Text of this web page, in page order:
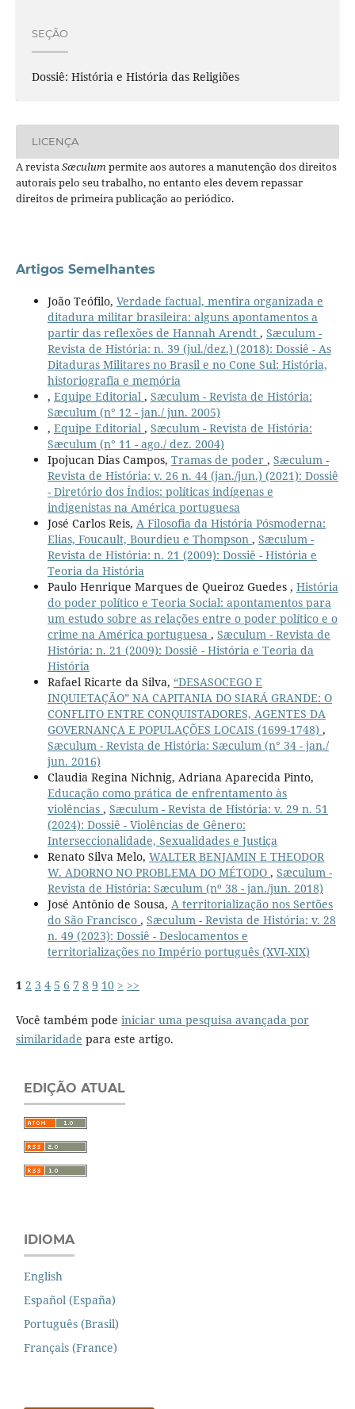
SEÇÃO
Dossiê: História e História das Religiões
LICENÇA
A revistaSæculumpermite aos autores a manutenção dos direitos
autorais pelo seu trabalho, no entanto eles devem repassar
direitos de primeira publicação ao periódico.
Artigos Semelhantes
João Teófilo, Verdade factual, mentira organizada e
ditadura militar brasileira: alguns apontamentos a
partir das reflexões de Hannah Arendt , Sæculum -
Revista de História: n. 39 (jul./dez.) (2018): Dossiê - As
Ditaduras Militares no Brasil e no Cone Sul: História,
historiografia e memória
, Equipe Editorial , Sæculum - Revista de História:
Sæculum (n° 12 - jan./ jun. 2005)
, Equipe Editorial , Sæculum - Revista de História:
Sæculum (n° 11 - ago./ dez. 2004)
Ipojucan Dias Campos, Tramas de poder , Sæculum -
Revista de História: v. 26 n. 44 (jan./jun.) (2021): Dossiê
- Diretório dos Índios: políticas indígenas e
indigenistas na América portuguesa
José Carlos Reis, A Filosofia da História Pósmoderna:
Elias, Foucault, Bourdieu e Thompson , Sæculum -
Revista de História: n. 21 (2009): Dossiê - História e
Teoria da História
Paulo Henrique Marques de Queiroz Guedes , História
do poder político e Teoria Social: apontamentos para
um estudo sobre as relações entre o poder político e o
crime na América portuguesa , Sæculum - Revista de
História: n. 21 (2009): Dossiê - História e Teoria da
História
Rafael Ricarte da Silva, “DESASOCEGO E
INQUIETAÇÃO” NA CAPITANIA DO SIARÁ GRANDE: O
CONFLITO ENTRE CONQUISTADORES, AGENTES DA
GOVERNANÇA E POPULAÇÕES LOCAIS (1699-1748) ,
Sæculum - Revista de História: Sæculum (n° 34 - jan./
jun. 2016)
Claudia Regina Nichnig, Adriana Aparecida Pinto,
Educação como prática de enfrentamento às
violências , Sæculum - Revista de História: v. 29 n. 51
(2024): Dossiê - Violências de Gênero:
Interseccionalidade, Sexualidades e Justiça
Renato Silva Melo, WALTER BENJAMIN E THEODOR
W. ADORNO NO PROBLEMA DO MÉTODO , Sæculum -
Revista de História: Sæculum (nº 38 - jan./jun. 2018)
José Antônio de Sousa, A territorialização nos Sertões
do São Francisco , Sæculum - Revista de História: v. 28
n. 49 (2023): Dossiê - Deslocamentos e
territorializações no Império português (XVI-XIX)
1 2 3 4 5 6 7 8 9 10 > >>
Você também pode iniciar uma pesquisa avançada por
similaridade para este artigo.
EDIÇÃO ATUAL
IDIOMA
English
Español (España)
Português (Brasil)
Français (France)